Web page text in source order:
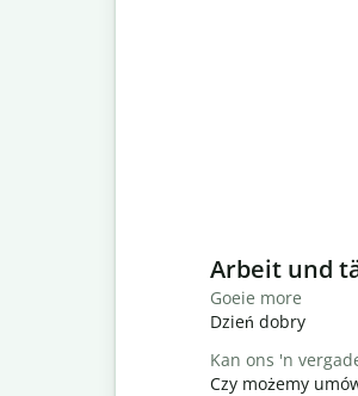
Slide 1 of 6
Arbeit und
Goeie more
Dzień dobry
Kan ons 'n
Czy możemy